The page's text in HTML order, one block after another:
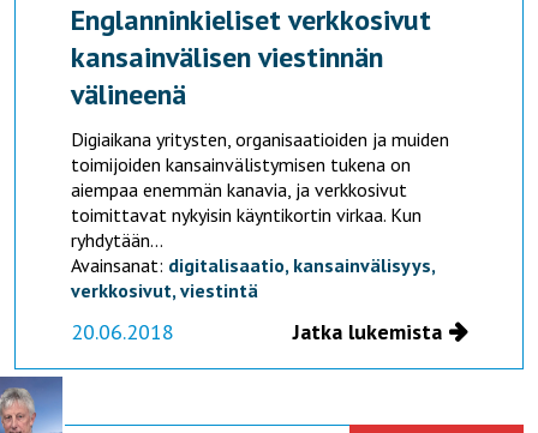
Englanninkieliset verkkosivut
kansainvälisen viestinnän
välineenä
Digiaikana yritysten, organisaatioiden ja muiden
toimijoiden kansainvälistymisen tukena on
aiempaa enemmän kanavia, ja verkkosivut
toimittavat nykyisin käyntikortin virkaa. Kun
ryhdytään...
Avainsanat: digitalisaatio, kansainvälisyys,
verkkosivut,viestintä
20.06.2018 Jatka lukemista